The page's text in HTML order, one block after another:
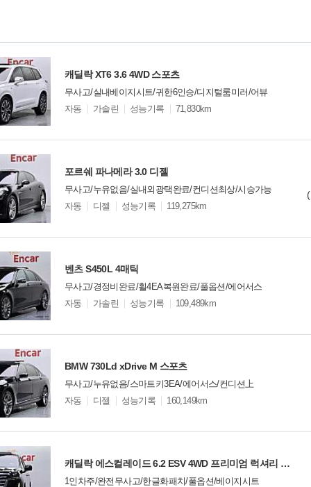
캐딜락 XT6 3.6 4WD 스포츠
무사고/실내베이지시트/귀한6인승/디지털룸미러/어뷰
모
션
자동 가솔린 성능기록 71,830km
포르쉐 파나메라 3.0 디젤
무사고/누유없음/실내외광택완료/컨디션최상/시승가능
모
션
자동 디젤 성능기록 119,275km
벤츠 S450L 4매틱
무사고/경정비완료/휠4EA복원완료/풀옵션/에어서스
모
션
자동 가솔린 성능기록 109,489km
BMW 730Ld xDrive M 스포츠
무사고/누유없음/스마트키3EA/에어서스/컨디션上
모
션
자동 디젤 성능기록 160,149km
캐딜락 에스컬레이드 6.2 ESV 4WD 프리미엄 럭셔리 플래티넘
1인차주/완전무사고/한글화패치/풀옵션/베이지시트